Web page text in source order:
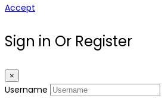
Accept
Sign in Or Register
×
Username